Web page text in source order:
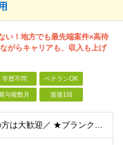
い！地方でも最先端案件×高待
がらキャリアも、収入も上げ
学歴不問 ベテランOK
与複数月 面接1回
＼CAD経験をお持ちの方は大歓迎／ ★ブランクがある方・スキルアップしたい方もOK！ ■人物重視の採用 ■転職回数不問 ■学歴不問 ＼こんな方にピッタリです／ ◆今よりもっとスキルを磨きたい ◆機